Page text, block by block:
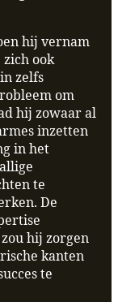
hij vernam
ook
zelfs
om
hij zowaar al
inzetten
in het
te
De
hij zorgen
kanten
te